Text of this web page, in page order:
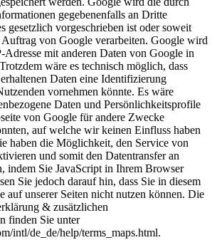
gegebenenfalls an Dritte
gesetzlich vorgeschrieben ist oder soweit
von Google verarbeiten. Google wird
mit anderen Daten von Google in
wäre es technisch möglich, dass
Daten eine Identifizierung
vornehmen könnte. Es wäre
Daten und Persönlichkeitsprofile
von Google für andere Zwecke
auf welche wir keinen Einfluss haben
haben die Möglichkeit, den Service von
und somit den Datentransfer an
indem Sie JavaScript in Ihrem Browser
Sie jedoch darauf hin, dass Sie in diesem
auf unserer Seiten nicht nutzen können. Die
& zusätzlichen
finden Sie unter
intl/de_de/help/terms_maps.html.